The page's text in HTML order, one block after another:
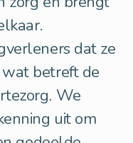
dat ze
betreft de
We
uit om